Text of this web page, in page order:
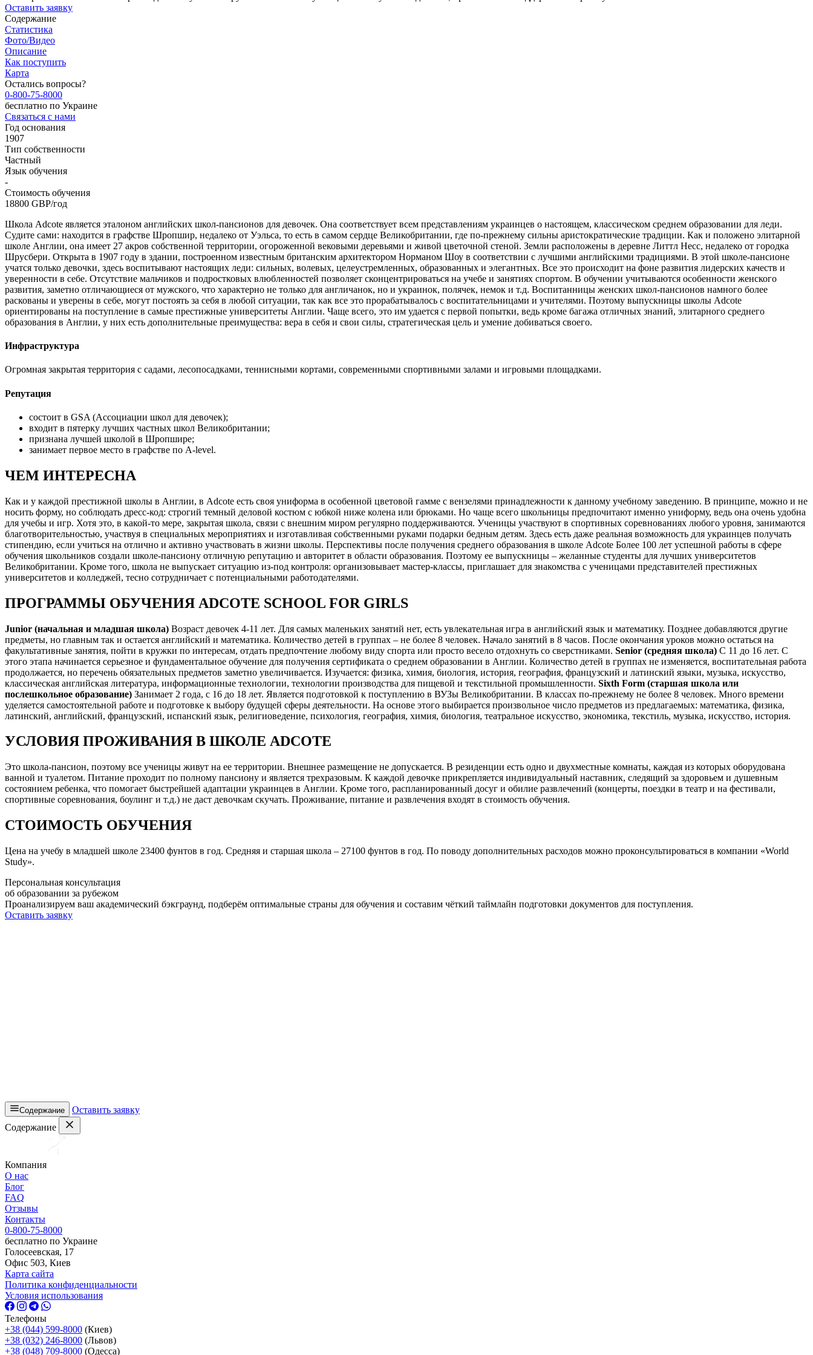
Оставить заявку
Содержание
Статистика
Фото/Видео
Описание
Как поступить
Карта
Остались вопросы?
0-800-75-8000
бесплатно по Украине
Связаться с нами
Год основания
1907
Тип собственности
Частный
Язык обучения
-
Стоимость обучения
18800 GBP/год
Школа Adcote является эталоном английских школ-пансионов для девочек. Она соответствует всем представлениям украинцев о настоящем, классическом среднем образовании для леди.
Судите сами: находится в графстве Шропшир, недалеко от Уэльса, то есть в самом сердце Великобритании, где по-прежнему сильны аристократические традиции. Как и положено элитарной
школе Англии, она имеет 27 акров собственной территории, огороженной вековыми деревьями и живой цветочной стеной. Земли расположены в деревне Литтл Несс, недалеко от городка
Шрусбери. Открыта в 1907 году в здании, построенном известным британским архитектором Норманом Шоу в соответствии с лучшими английскими традициями. В этой школе-пансионе
учатся только девочки, здесь воспитывают настоящих леди: сильных, волевых, целеустремленных, образованных и элегантных. Все это происходит на фоне развития лидерских качеств и
уверенности в себе. Отсутствие мальчиков и подростковых влюбленностей позволяет сконцентрироваться на учебе и занятиях спортом. В обучении учитываются особенности женского
развития, заметно отличающиеся от мужского, что характерно не только для англичанок, но и украинок, полячек, немок и т.д. Воспитанницы женских школ-пансионов намного более
раскованы и уверены в себе, могут постоять за себя в любой ситуации, так как все это прорабатывалось с воспитательницами и учителями. Поэтому выпускницы школы Adcote
ориентированы на поступление в самые престижные университеты Англии. Чаще всего, это им удается с первой попытки, ведь кроме багажа отличных знаний, элитарного среднего
образования в Англии, у них есть дополнительные преимущества: вера в себя и свои силы, стратегическая цель и умение добиваться своего.
Инфраструктура
Огромная закрытая территория с садами, лесопосадками, теннисными кортами, современными спортивными залами и игровыми площадками.
Репутация
состоит в GSA (Ассоциации школ для девочек);
входит в пятерку лучших частных школ Великобритании;
признана лучшей школой в Шропшире;
занимает первое место в графстве по A-level.
ЧЕМ ИНТЕРЕСНА
Как и у каждой престижной школы в Англии, в Adcote есть своя униформа в особенной цветовой гамме с вензелями принадлежности к данному учебному заведению. В принципе, можно и не
носить форму, но соблюдать дресс-код: строгий темный деловой костюм с юбкой ниже колена или брюками. Но чаще всего школьницы предпочитают именно униформу, ведь она очень удобна
для учебы и игр. Хотя это, в какой-то мере, закрытая школа, связи с внешним миром регулярно поддерживаются. Ученицы участвуют в спортивных соревнованиях любого уровня, занимаются
благотворительностью, участвуя в специальных мероприятиях и изготавливая собственными руками подарки бедным детям. Здесь есть даже реальная возможность для украинцев получать
стипендию, если учиться на отлично и активно участвовать в жизни школы. Перспективы после получения среднего образования в школе Adcote Более 100 лет успешной работы в сфере
обучения школьников создали школе-пансиону отличную репутацию и авторитет в области образования. Поэтому ее выпускницы – желанные студенты для лучших университетов
Великобритании. Кроме того, школа не выпускает ситуацию из-под контроля: организовывает мастер-классы, приглашает для знакомства с ученицами представителей престижных
университетов и колледжей, тесно сотрудничает с потенциальными работодателями.
ПРОГРАММЫ ОБУЧЕНИЯ ADCOTE SCHOOL FOR GIRLS
Junior (начальная и младшая школа) Возраст девочек 4-11 лет. Для самых маленьких занятий нет, есть увлекательная игра в английский язык и математику. Позднее добавляются другие
предметы, но главным так и остается английский и математика. Количество детей в группах – не более 8 человек. Начало занятий в 8 часов. После окончания уроков можно остаться на
факультативные занятия, пойти в кружки по интересам, отдать предпочтение любому виду спорта или просто весело отдохнуть со сверстниками. Senior (средняя школа) С 11 до 16 лет. С
этого этапа начинается серьезное и фундаментальное обучение для получения сертификата о среднем образовании в Англии. Количество детей в группах не изменяется, воспитательная работа
продолжается, но перечень обязательных предметов заметно увеличивается. Изучается: физика, химия, биология, история, география, французский и латинский языки, музыка, искусство,
классическая английская литература, информационные технологии, технологии производства для пищевой и текстильной промышленности. Sixth Form (старшая школа или
послешкольное образование) Занимает 2 года, с 16 до 18 лет. Является подготовкой к поступлению в ВУЗы Великобритании. В классах по-прежнему не более 8 человек. Много времени
уделяется самостоятельной работе и подготовке к выбору будущей сферы деятельности. На основе этого выбирается произвольное число предметов из предлагаемых: математика, физика,
латинский, английский, французский, испанский язык, религиоведение, психология, география, химия, биология, театральное искусство, экономика, текстиль, музыка, искусство, история.
УСЛОВИЯ ПРОЖИВАНИЯ В ШКОЛЕ ADCOTE
Это школа-пансион, поэтому все ученицы живут на ее территории. Внешнее размещение не допускается. В резиденции есть одно и двухместные комнаты, каждая из которых оборудована
ванной и туалетом. Питание проходит по полному пансиону и является трехразовым. К каждой девочке прикрепляется индивидуальный наставник, следящий за здоровьем и душевным
состоянием ребенка, что помогает быстрейшей адаптации украинцев в Англии. Кроме того, распланированный досуг и обилие развлечений (концерты, поездки в театр и на фестивали,
спортивные соревнования, боулинг и т.д.) не даст девочкам скучать. Проживание, питание и развлечения входят в стоимость обучения.
СТОИМОСТЬ ОБУЧЕНИЯ
Цена на учебу в младшей школе 23400 фунтов в год. Средняя и старшая школа – 27100 фунтов в год. По поводу дополнительных расходов можно проконсультироваться в компании «World
Study».
Персональная консультация
об образовании за рубежом
Проанализируем ваш академический бэкграунд, подберём оптимальные страны для обучения и составим чёткий таймлайн подготовки документов для поступления.
Оставить заявку
Содержание
Оставить заявку
Содержание
Компания
О нас
Блог
FAQ
Отзывы
Контакты
0-800-75-8000
бесплатно по Украине
Голосеевская, 17
Офис 503, Киев
Карта сайта
Политика конфиденциальности
Условия использования
Телефоны
+38 (044) 599-8000 (Киев)
+38 (032) 246-8000 (Львов)
+38 (048) 709-8000 (Одесcа)